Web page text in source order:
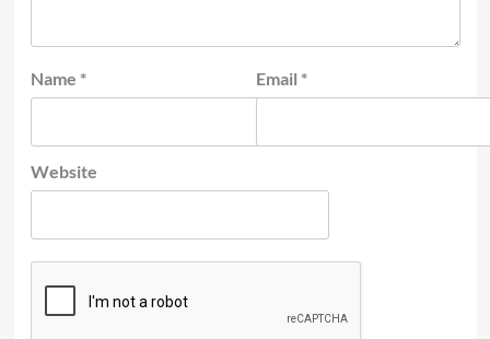
Name * Email *
Website